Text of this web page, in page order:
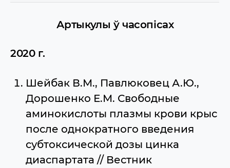
Артыкулы ў часопісах
2020 г.
Шейбак В.М., Павлюковец А.Ю.,
Дорошенко Е.М. Свободные
аминокислоты плазмы крови крыс
после однократного введения
субтоксической дозы цинка
диаспартата // Вестник